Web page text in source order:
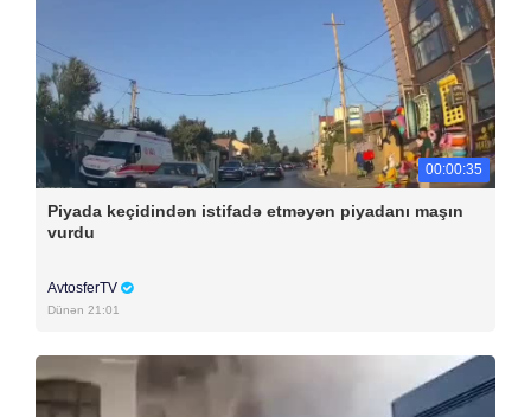
00:00:35
Piyada keçidindən istifadə etməyən piyadanı maşın
vurdu
AvtosferTV
Dünən 21:01